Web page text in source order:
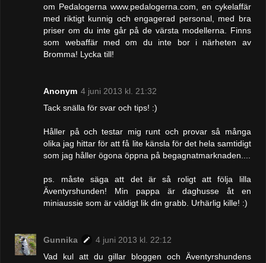
om Pedalogerna www.pedalogerna.com, en cykelaffär
med riktigt kunnig och engagerad personal, med bra
priser om du inte går på de värsta modellerna. Finns
som webaffär med om du inte bor i närheten av
Bromma! Lycka till!
Anonym 4 juni 2013 kl. 21:32
Tack snälla för svar och tips! :)
Håller på och testar mig runt och provar så många
olika jag hittar för att få lite känsla för det hela samtidigt
som jag håller ögona öppna på begagnatmarknaden....
ps. måste säga att det är så roligt att följa lilla
Äventyrshunden! Min pappa är daghusse åt en
miniaussie som är väldigt lik din grabb. Urhärlig kille! :)
Gunnika
4 juni 2013 kl. 22:12
Vad kul att du gillar bloggen och Äventyrshundens